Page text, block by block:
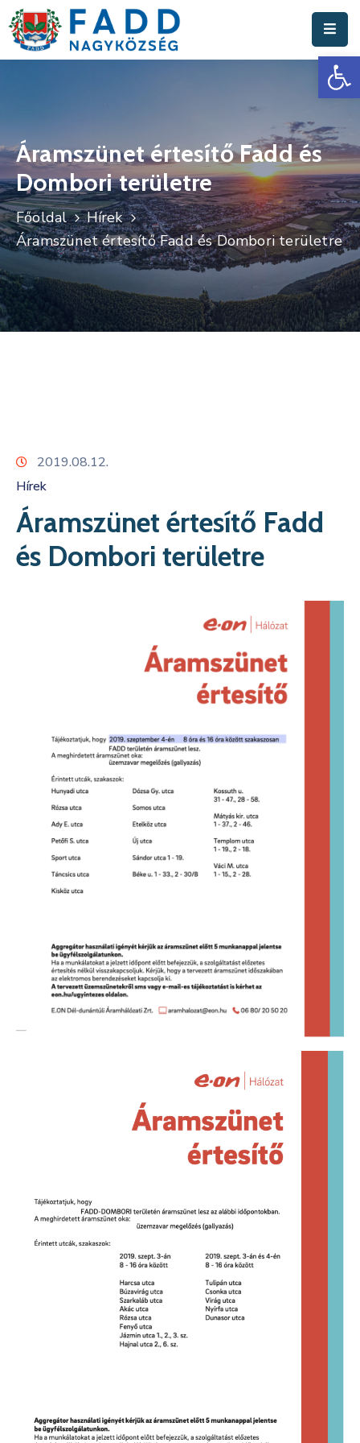
Hivatal
Fadd
Nagyközség
Turisztika
Választási
Információk
Események
Áramszünet értesítő Fadd és
Dombori területre
Főoldal
Hírek
Áramszünet értesítő Fadd és Dombori területre
2019.08.12.
Hírek
Áramszünet értesítő Fadd
és Dombori területre